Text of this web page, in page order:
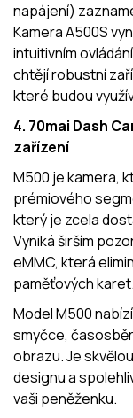
napájení)
Kamera A500S
intuitivním
chtějí robustní
které budou
4. 70mai Dash
zařízení
M500 je kamera,
prémiového
který je zcela
Vyniká širším
eMMC, která
paměťových karet.
Model M500
smyčce,
obrazu. Je
designu a
vaši peněženku.